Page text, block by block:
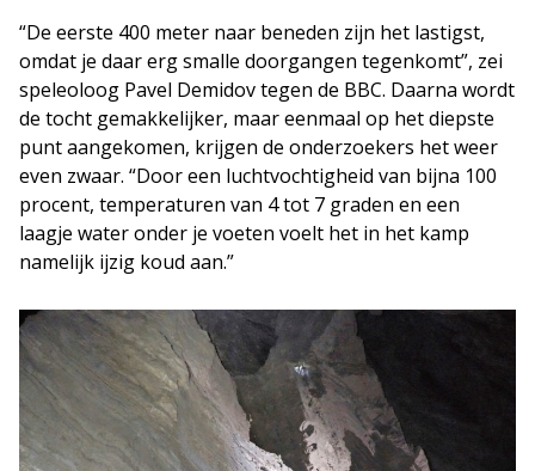
“De eerste 400 meter naar beneden zijn het lastigst,
omdat je daar erg smalle doorgangen tegenkomt”, zei
speleoloog Pavel Demidov tegen de BBC. Daarna wordt
de tocht gemakkelijker, maar eenmaal op het diepste
punt aangekomen, krijgen de onderzoekers het weer
even zwaar. “Door een luchtvochtigheid van bijna 100
procent, temperaturen van 4 tot 7 graden en een
laagje water onder je voeten voelt het in het kamp
namelijk ijzig koud aan.”